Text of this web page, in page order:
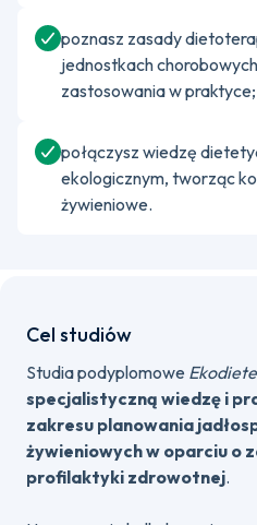
poznasz zasady
jednostkach
zastosowania w praktyce;
połączysz wiedzę
ekologicznym, tworząc
żywieniowe.
Cel studiów
Studia podyplomowe
specjalistyczną wiedzę i
zakresu planowania
żywieniowych w oparciu o
profilaktyki zdrowotnej.